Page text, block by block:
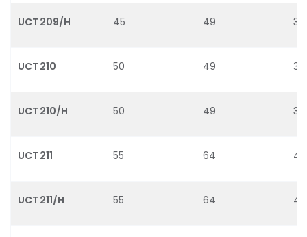
UCT 209/H 45 49
UCT 210 50 49
UCT 210/H 50 49
UCT 211 55 64
UCT 211/H 55 64